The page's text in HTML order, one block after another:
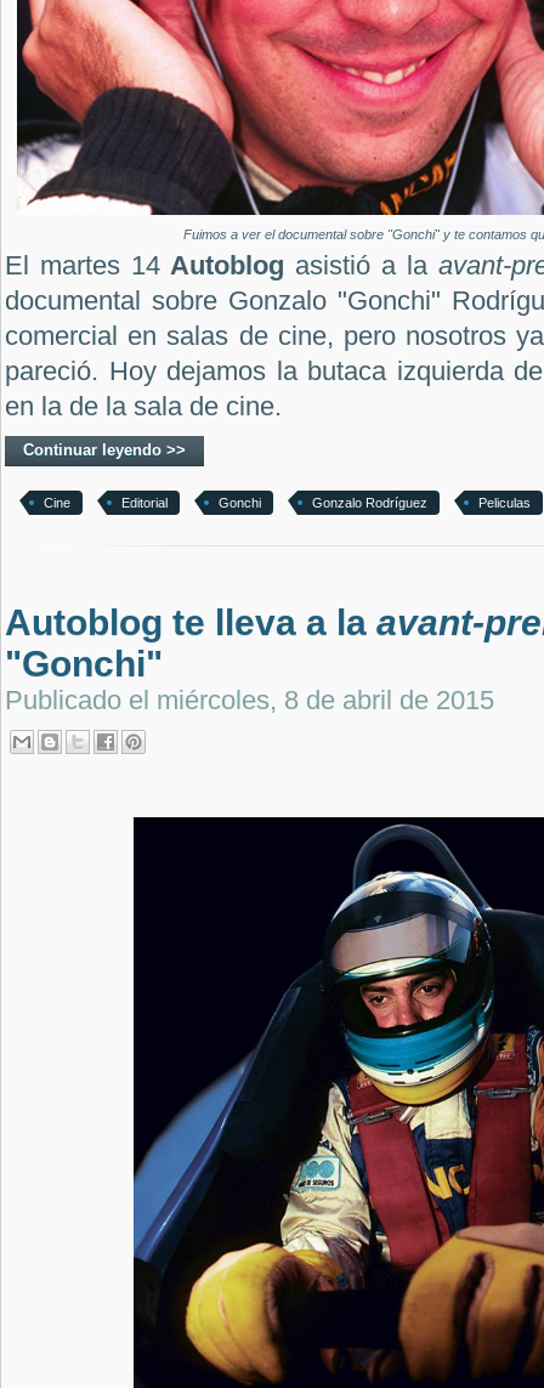
Fuimos a ver el documental sobre "Gonchi" y te contamos
El martes 14 Autoblog asistió a la avant-
documental sobre Gonzalo "Gonchi"
comercial en salas de cine, pero nosotros
pareció. Hoy dejamos la butaca izquierda
en la de la sala de cine.
Continuar leyendo >>
Cine Editorial Gonchi Gonzalo Rodríguez Peliculas
Autoblog te lleva a la avant-
"Gonchi"
Publicado el miércoles, 8 de abril de 2015